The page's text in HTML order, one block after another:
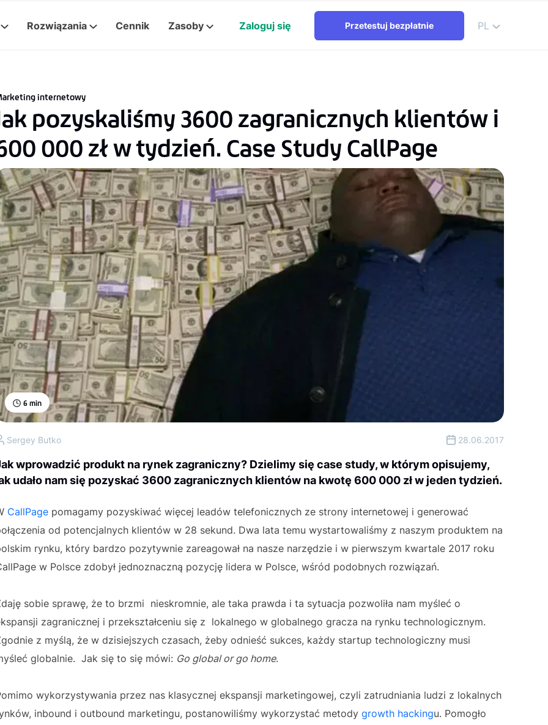
Rozwiązania Cennik Zasoby Zaloguj się Przetestuj bezpłatnie PL
6 min
internetowy
pozyskaliśmy 3600 zagranicznych klientów i
000 zł w tydzień. Case Study CallPage
wprowadzić produkt na rynek zagraniczny? Dzielimy się case study, w którym opisujemy,
udało nam się pozyskać 3600 zagranicznych klientów na kwotę 600 000 zł w jeden tydzień.
Sergey Butko 28.06.2017
CallPage pomagamy pozyskiwać więcej leadów telefonicznych ze strony internetowej i generować
od potencjalnych klientów w 28 sekund. Dwa lata temu wystartowaliśmy z naszym produktem na
rynku, który bardzo pozytywnie zareagował na nasze narzędzie i w pierwszym kwartale 2017 roku
w Polsce zdobył jednoznaczną pozycję lidera w Polsce, wśród podobnych rozwiązań.
sobie sprawę, że to brzmi nieskromnie, ale taka prawda i ta sytuacja pozwoliła nam myśleć o
zagranicznej i przekształceniu się z lokalnego w globalnego gracza na rynku technologicznym.
z myślą, że w dzisiejszych czasach, żeby odnieść sukces, każdy startup technologiczny musi
globalnie. Jak się to się mówi: Go global or go home.
wykorzystywania przez nas klasycznej ekspansji marketingowej, czyli zatrudniania ludzi z lokalnych
inbound i outbound marketingu, postanowiliśmy wykorzystać metody growth hackingu. Pomogło